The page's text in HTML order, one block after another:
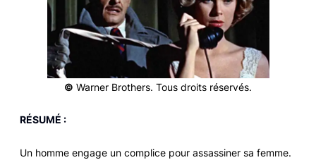
© Warner Brothers. Tous droits réservés.
RÉSUMÉ :
Un homme engage un complice pour assassiner sa femme.